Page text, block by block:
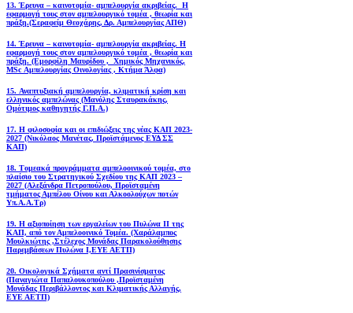
13. Έρευνα – καινοτομία- αμπελουργία ακριβείας. Η
εφαρμογή τους στον αμπελουργικό τομέα , θεωρία και
πράξη.(Σεραφείμ Θεοχάρης, Δρ. Αμπελουργίας ΑΠΘ)
14. Έρευνα – καινοτομία- αμπελουργία ακριβείας. Η
εφαρμογή τους στον αμπελουργικό τομέα , θεωρία και
πράξη. (Εμορφίλη Μαυρίδου , Χημικός Μηχανικός,
MSc Αμπελουργίας Οινολογίας , Κτήμα Άλφα)
15. Αναπτυξιακή αμπελουργία, κλιματική κρίση και
ελληνικός αμπελώνας (Μανόλης Σταυρακάκης,
Ομότιμος καθηγητής Γ.Π.Α.)
17. Η φιλοσοφία και οι επιδιώξεις της νέας ΚΑΠ 2023-
2027 (Νικόλαος Μανέτας, Προϊστάμενος ΕΥΔ ΣΣ
ΚΑΠ)
18. Tομεακά προγράμματα αμπελοοινικού τομέα, στο
πλαίσιο του Στρατηγικού Σχεδίου της ΚΑΠ 2023 –
2027 (Αλεξάνδρα Πετροπούλου, Προϊσταμένη
τμήματος Αμπέλου Οίνου και Αλκοολούχων ποτών
Υπ.Α.Α.Τρ)
19. Η αξιοποίηση των εργαλείων του Πυλώνα ΙΙ της
ΚΑΠ, από τον Αμπελοοινικό Τομέα. (Χαράλαμπος
Μουλκιώτης ,Στέλεχος Μονάδας Παρακολούθησης
Παρεμβάσεων Πυλώνα Ι,ΕΥΕ ΑΕΤΠ)
20. Οικολογικά Σχήματα αντί Πρασινίσματος
(Παναγιώτα Παπαλουκοπούλου ,Προϊσταμένη
Μονάδας Περιβάλλοντος και Κλιματικής Αλλαγής,
ΕΥΕ ΑΕΤΠ)